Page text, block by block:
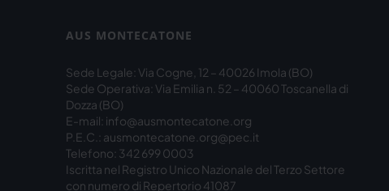
AUS MONTECATONE
Sede Legale: Via Cogne, 12 – 40026 Imola (BO)
Sede Operativa: Via Emilia n. 52 – 40060 Toscanella di
Dozza (BO)
E-mail: info@ausmontecatone.org
P.E.C.: ausmontecatone.org@pec.it
Telefono: 342 699 0003
Iscritta nel Registro Unico Nazionale del Terzo Settore
con numero di Repertorio 41087